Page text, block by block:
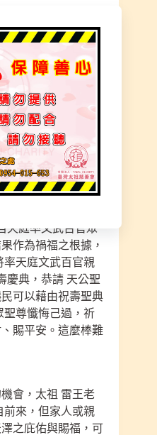
263弄20號
天庭率文武百官眾
作為禍福之根據，
率天庭文武百官親
慶典，恭請 天公聖
可以藉由祝壽聖典
聖尊懺悔己過，祈
賜平安。這麼棒難
會，太祖 雷王老
前來，但家人或親
之庇佑與賜福，可